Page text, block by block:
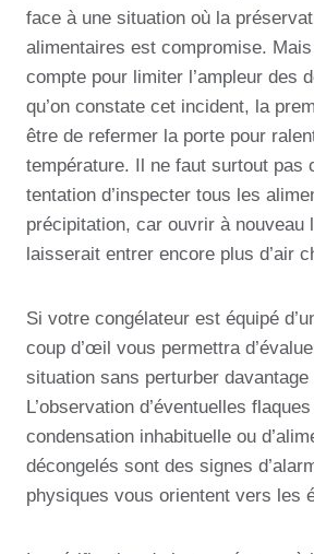
face à une situation où la
alimentaires est compromise.
compte pour limiter l’ampleur des
qu’on constate cet incident, la
être de refermer la porte pour
température. Il ne faut surtout pas
tentation d’inspecter tous les
précipitation, car ouvrir à nouveau
laisserait entrer encore plus d’air
Si votre congélateur est équipé
coup d’œil vous permettra
situation sans perturber davantage
L’observation d’éventuelles flaques
condensation inhabituelle ou
décongelés sont des signes
physiques vous orientent vers les